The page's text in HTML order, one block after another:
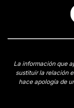
La información que
sustituir la relación
hace apología de